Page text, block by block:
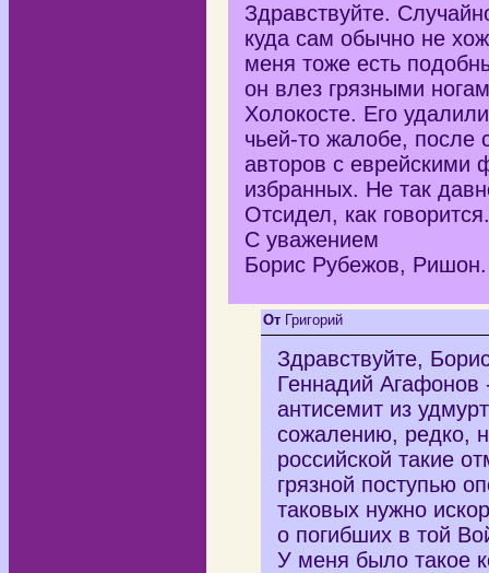
Здравствуйте.
куда сам обычно не
меня тоже есть
он влез грязными
Холокосте. Его
чьей-то жалобе, после
авторов с еврейскими
избранных. Не так
Отсидел, как
С уважением
Борис Рубежов, Ришон.
От Григорий
Здравствуйте,
Геннадий Агафонов
антисемит из
сожалению, редко,
российской такие
грязной поступью
таковых нужно
о погибших в той
У меня было такое